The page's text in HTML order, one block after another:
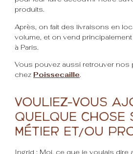
produits.
Après, on fait des livraisons en
volume, et on vend
à Paris.
Vous pouvez aussi retrouver nos
chez Poissecaille.
Vouliez-vous
quelque chose
métier et/ou
Ingrid : Moi, ce que je voulais dire